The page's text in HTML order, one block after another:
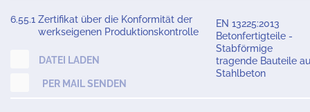
6.55.1 Zertifikat über die Konformität der
werkseigenen Produktionskontrolle
DATEI LADEN
PER MAIL SENDEN
EN 13225:2013
Betonfertigteile -
Stabförmige
tragende Bauteile
Stahlbeton